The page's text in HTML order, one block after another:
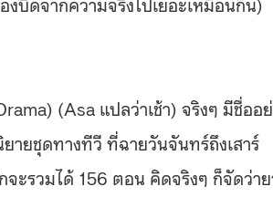
(Asa แปลว่าเช้า) จริงๆ มีชื่ออ
ายชุดทางทีวี ที่ฉายวันจันทร์ถึงเสาร์
ะรวมได้ 156 ตอน คิดจริงๆ ก็จัดว่าย